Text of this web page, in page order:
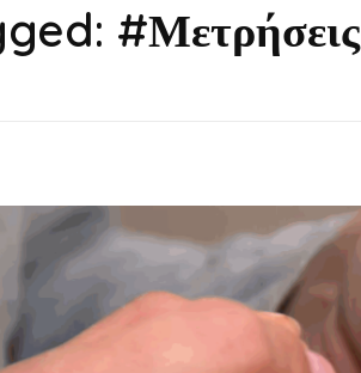
#Μετρήσεις